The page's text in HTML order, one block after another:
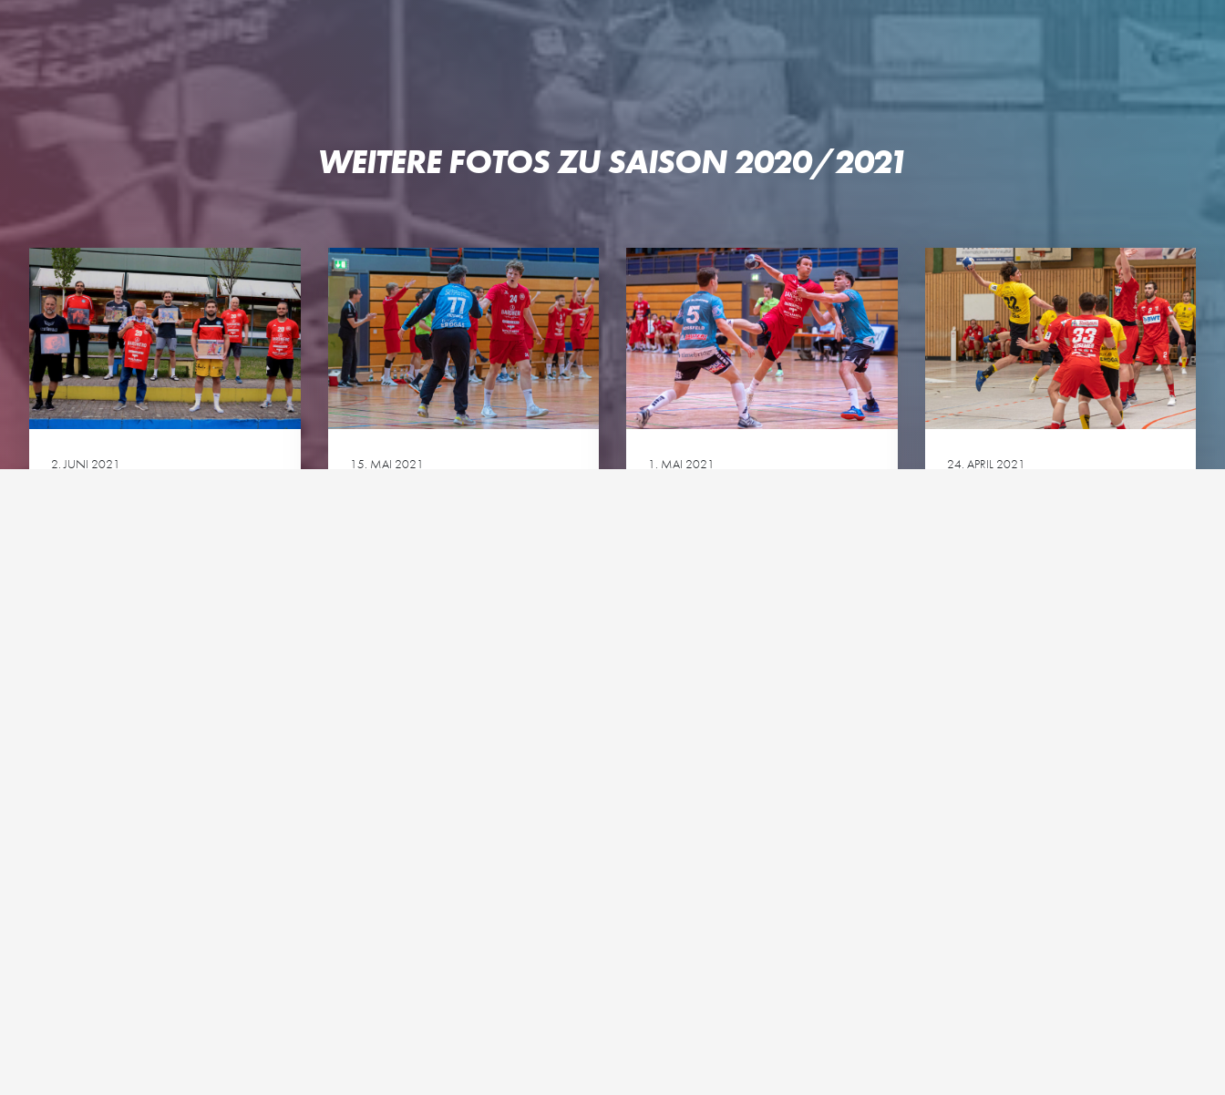
WEITERE FOTOS ZU SAISON 2020/2021
2. JUNI 2021 15. MAI 2021 1. MAI 2021 24. APRIL 2021
HG OFTERSHEIM/SCHWETZINGEN
DIE HG
Geschäftsstelle
Ansprechpartner
Tickets
Downloads
TEAMS
3. Liga Herren
Perspektivteam Herren
1. Damen
Bundesliga A-Jugend
HG-Torhüter-Akademie
PARTNER
Unser Konzept
Premium-Partner
Business-Partner
Club-Partner
Team-Partner
Pep & Pop Reloaded
Patrick-Lengler-Cup
Welde-Kamingespräch
HG goes green
Kontakt Impressum Datenschutz Cookie-Richtlinie